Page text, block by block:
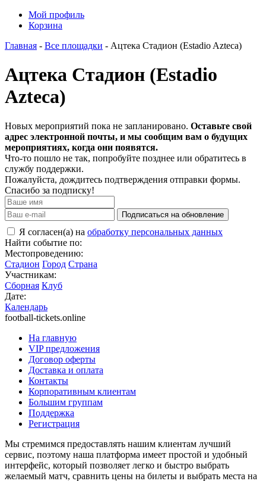
Мой профиль
Корзина
Главная - Все площадки - Ацтека Стадион (Estadio Azteca)
Ацтека Стадион (Estadio
Azteca)
Новых мероприятий пока не запланировано. Оставьте свой
адрес электронной почты, и мы сообщим вам о будущих
мероприятиях, когда они появятся.
Что-то пошло не так, попробуйте позднее или обратитесь в
службу поддержки.
Пожалуйста, дождитесь подтверждения отправки формы.
Спасибо за подписку!
Подписаться на обновление
Я согласен(а) на обработку персональных данных
Найти событие по:
Местопроведению:
Стадион Город Страна
Участникам:
Сборная Клуб
Дате:
Календарь
football-tickets.online
На главную
VIP предложения
Договор оферты
Доставка и оплата
Контакты
Корпоративным клиентам
Большим группам
Поддержка
Регистрация
Мы стремимся предоставлять нашим клиентам лучший
сервис, поэтому наша платформа имеет простой и удобный
интерфейс, который позволяет легко и быстро выбрать
желаемый матч, сравнить цены на билеты и выбрать места на